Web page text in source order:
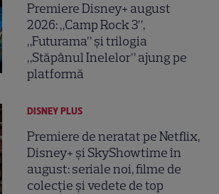
Premiere Disney+ august
2026: „Camp Rock 3”,
„Futurama” și trilogia
„Stăpânul Inelelor” ajung pe
platformă
DISNEY PLUS
Premiere de neratat pe Netflix,
Disney+ și SkyShowtime în
august: seriale noi, filme de
colecție și vedete de top